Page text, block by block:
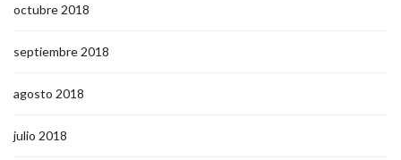
octubre 2018
septiembre 2018
agosto 2018
julio 2018